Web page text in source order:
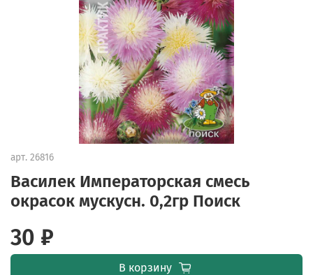
арт. 26816
Василек Императорская смесь
окрасок мускусн. 0,2гр Поиск
30 ₽
В корзину